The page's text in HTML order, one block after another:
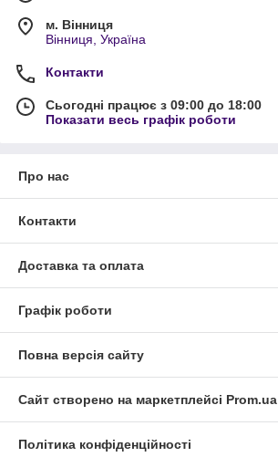
м. Вінниця
Вінниця, Україна
Контакти
Сьогодні працює з 09:00 до 18:00
Показати весь графік роботи
Про нас
Контакти
Доставка та оплата
Графік роботи
Повна версія сайту
Сайт створено на маркетплейсі Prom.ua
Політика конфіденційності